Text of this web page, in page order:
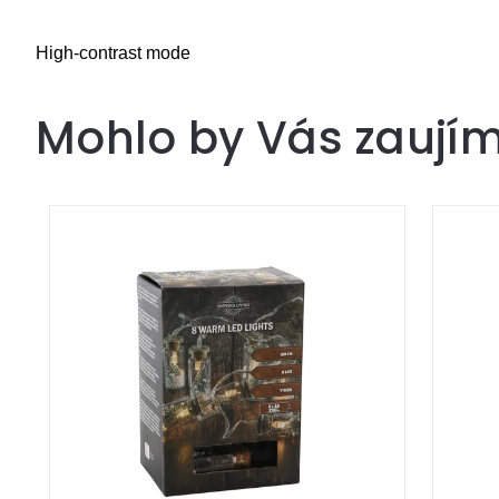
High-contrast mode
Mohlo by Vás